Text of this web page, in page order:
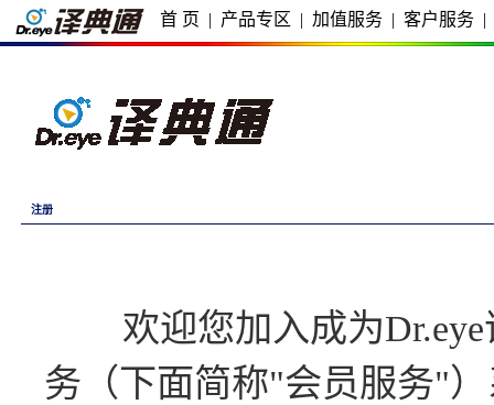
首 页 | 产品专区 | 加值服务 | 客户服务 |
注册
欢迎您加入成为Dr.eye
务（下面简称"会员服务"